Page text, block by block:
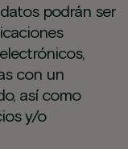
podrán ser
con un
así como
y/o